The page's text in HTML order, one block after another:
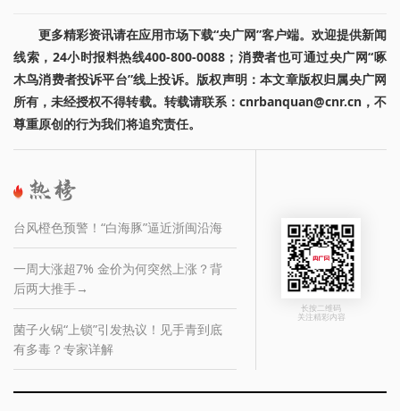
更多精彩资讯请在应用市场下载“央广网”客户端。欢迎提供新闻
线索，24小时报料热线400-800-0088；消费者也可通过央广网“啄
木鸟消费者投诉平台”线上投诉。版权声明：本文章版权归属央广网
所有，未经授权不得转载。转载请联系：cnrbanquan@cnr.cn，不
尊重原创的行为我们将追究责任。
台风橙色预警！“白海豚”逼近浙闽沿海
一周大涨超7% 金价为何突然上涨？背
后两大推手→
菌子火锅“上锁”引发热议！见手青到底
有多毒？专家详解
长按二维码
关注精彩内容